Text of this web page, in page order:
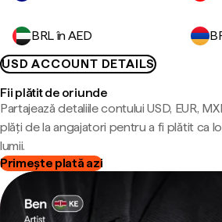
BRL în AED
USD ACCOUNT DETAILS
Fii plătit de oriunde
Partajează detaliile contului USD, EUR,
plăți de la angajatori pentru a fi plătit ca
lumii.
Primește plată azi